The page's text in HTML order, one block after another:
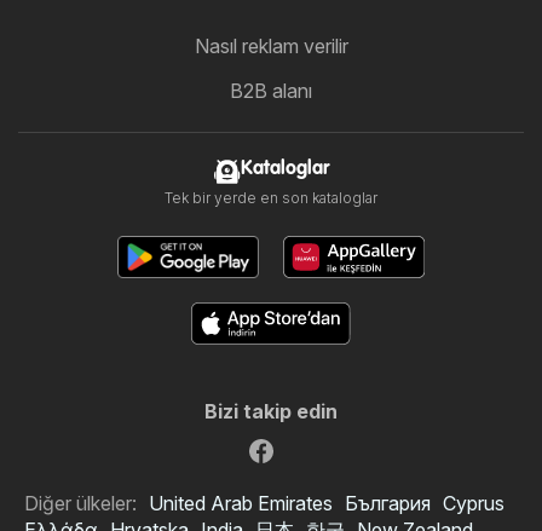
Nasıl reklam verilir
B2B alanı
Kataloglar
Tek bir yerde en son kataloglar
Bizi takip edin
Diğer ülkeler: United Arab Emirates България Cyprus